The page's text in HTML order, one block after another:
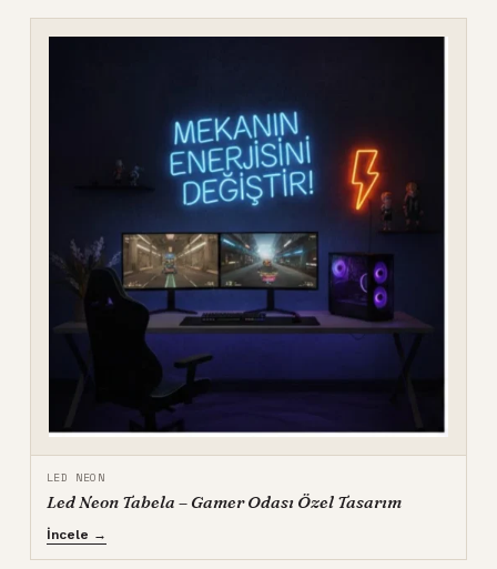
LED NEON
Led Neon Tabela – Gamer Odası Özel Tasarım
İncele →